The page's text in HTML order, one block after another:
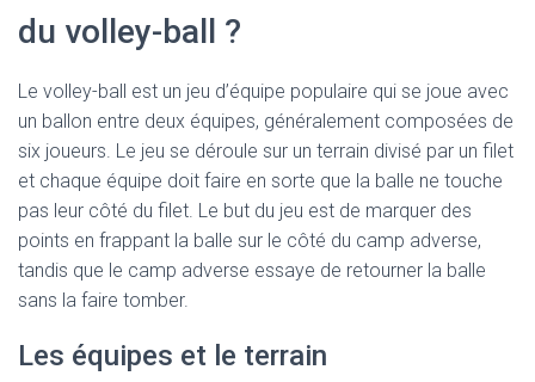
du volley-ball ?
Le volley-ball est un jeu d’équipe populaire qui se joue avec
un ballon entre deux équipes, généralement composées de
six joueurs. Le jeu se déroule sur un terrain divisé par un filet
et chaque équipe doit faire en sorte que la balle ne touche
pas leur côté du filet. Le but du jeu est de marquer des
points en frappant la balle sur le côté du camp adverse,
tandis que le camp adverse essaye de retourner la balle
sans la faire tomber.
Les équipes et le terrain